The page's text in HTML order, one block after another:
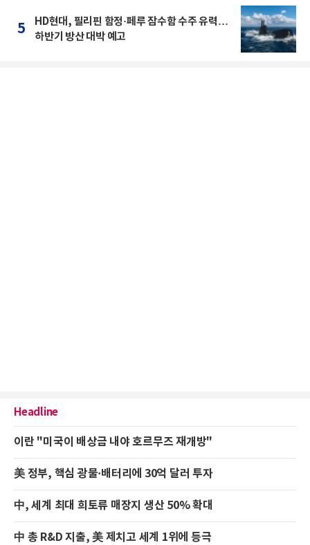
5
HD현대, 필리핀 함정·페루 잠수함 수주 유력…
하반기 방산 대박 예고
Headline
이란 "미국이 배상금 내야 호르무즈 재개방"
美 정부, 핵심 광물·배터리에 30억 달러 투자
中, 세계 최대 희토류 매장지 생산 50% 확대
中 총 R&D 지출, 美 제치고 세계 1위에 등극